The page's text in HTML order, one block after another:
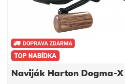
Naviják Harton Dogma-X